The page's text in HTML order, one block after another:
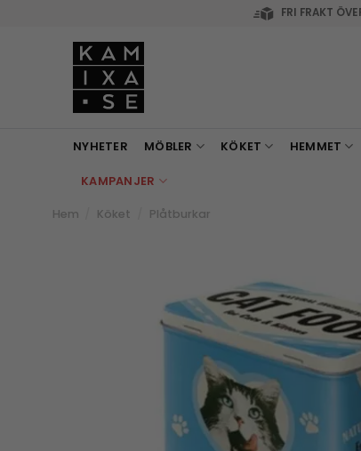
FRI FRAKT
NYHETER MÖBLER KÖKET HEMMET
KAMPANJER
Hem Köket Plåtburkar